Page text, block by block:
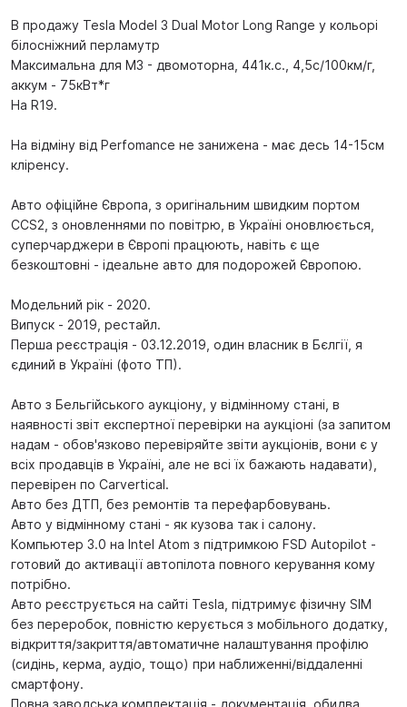
В продажу Tesla Мodel 3 Dual Motor Long Range у кольорі
білосніжний перламутр
Максимальна для М3 - двомоторна, 441к.с., 4,5с/100км/г,
аккум - 75кВт*г
На R19.
На відміну від Perfomance не занижена - має десь 14-15см
кліренсу.
Авто офіційне Європа, з оригінальним швидким портом
CCS2, з оновленнями по повітрю, в Україні оновлюється,
суперчарджери в Європі працюють, навіть є ще
безкоштовні - ідеальне авто для подорожей Європою.
Модельний рік - 2020.
Випуск - 2019, рестайл.
Перша реєстрація - 03.12.2019, один власник в Бєлгії, я
єдиний в Україні (фото ТП).
Авто з Бельгійського аукціону, у відмінному стані, в
наявності звіт експертної перевірки на аукціоні (за запитом
надам - обов'язково перевіряйте звіти аукціонів, вони є у
всіх продавців в Україні, але не всі їх бажають надавати),
перевірен по Carvertical.
Авто без ДТП, без ремонтів та перефарбовувань.
Авто у відмінному стані - як кузова так і салону.
Компьютер 3.0 на Intel Atom з підтримкою FSD Autopilot -
готовий до активації автопілота повного керування кому
потрібно.
Авто реєструється на сайті Tesla, підтримує фізичну SIM
без переробок, повністю керується з мобільного додатку,
відкриття/закриття/автоматичне налаштування профілю
(сидінь, керма, аудіо, тощо) при наближенні/віддаленні
смартфону.
Повна заводська комплектація - документація, обидва